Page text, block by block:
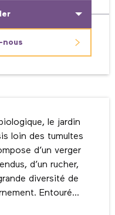
le jardin
loin des tumultes
d’un verger
d’un rucher,
diversité de
Entouré...